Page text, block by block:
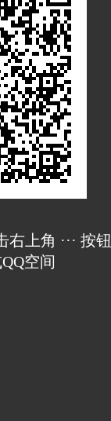
上角 ··· 按钮
空间